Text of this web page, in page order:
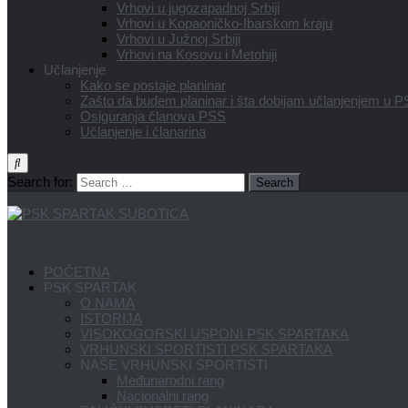
Vrhovi u jugozapadnoj Srbiji
Vrhovi u Kopaoničko-Ibarskom kraju
Vrhovi u Južnoj Srbiji
Vrhovi na Kosovu i Metohiji
Učlanjenje
Kako se postaje planinar
Zašto da budem planinar i šta dobijam učlanjenjem u
Osiguranja članova PSS
Učlanjenje i članarina
Search for:
POČETNA
PSK SPARTAK
O NAMA
ISTORIJA
VISOKOGORSKI USPONI PSK SPARTAKA
VRHUNSKI SPORTISTI PSK SPARTAKA
NAŠE VRHUNSKI SPORTISTI
Međunarodni rang
Nacionalni rang